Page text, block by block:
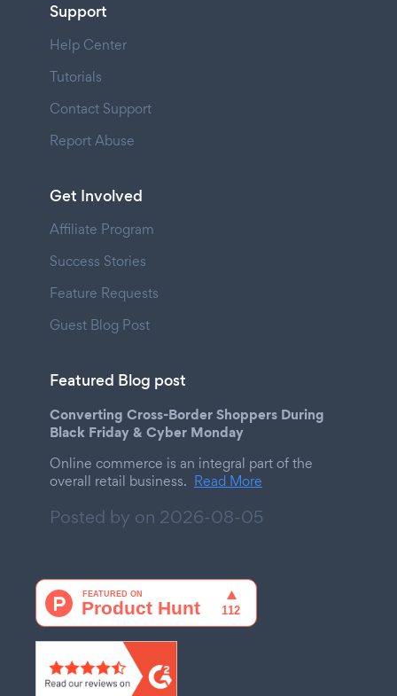
Support
Help Center
Tutorials
Contact Support
Report Abuse
Get Involved
Affiliate Program
Success Stories
Feature Requests
Guest Blog Post
Featured Blog post
Converting Cross-Border Shoppers During
Black Friday & Cyber Monday
Online commerce is an integral part of the
overall retail business. Read More
Posted by on 2026-08-05